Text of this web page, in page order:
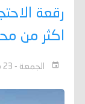
رقعة
اكثر من
الجمعة - 23 مايو 2025 - 08:38 م بتوقيت عدن